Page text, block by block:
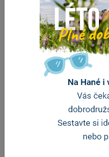
Stravování